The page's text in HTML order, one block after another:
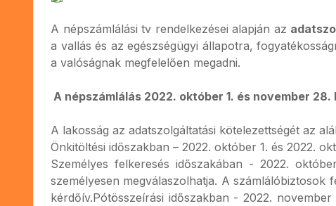
A népszámlálási tv rendelkezései alapján az
a vallás és az egészségügyi állapotra,
a valóságnak megfelelően megadni.
A népszámlálás 2022. október 1. és november
A lakosság az adatszolgáltatási kötelezettségét az
Önkitöltési időszakban – 2022. október 1. és 2022.
Személyes felkeresés időszakában - 2022.
személyesen megválaszolhatja. A
kérdőív.Pótösszeírási időszakban - 2022.